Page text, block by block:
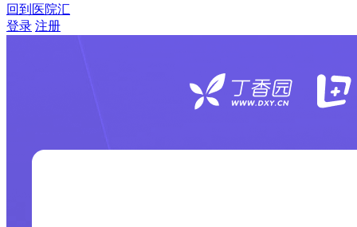
回到医院汇
登录 注册